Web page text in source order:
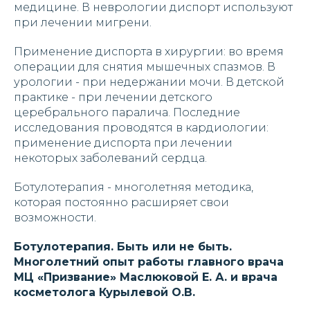
медицине. В неврологии диспорт используют
при лечении мигрени.
Применение диспорта в хирургии: во время
операции для снятия мышечных спазмов. В
урологии - при недержании мочи. В детской
практике - при лечении детского
церебрального паралича. Последние
исследования проводятся в кардиологии:
применение диспорта при лечении
некоторых заболеваний сердца.
Ботулотерапия - многолетняя методика,
которая постоянно расширяет свои
возможности.
Ботулотерапия. Быть или не быть.
Многолетний опыт работы главного врача
МЦ «Призвание» Маслюковой Е. А. и врача
косметолога Курылевой О.В.